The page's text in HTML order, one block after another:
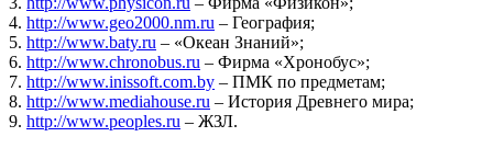
4. http://www.geo2000.nm.ru – География;
5. http://www.baty.ru – «Океан Знаний»;
6. http://www.chronobus.ru – Фирма «Хронобус»;
7. http://www.inissoft.com.by – ПМК по предметам;
8. http://www.mediahouse.ru – История Древнего мира;
9. http://www.peoples.ru – ЖЗЛ.